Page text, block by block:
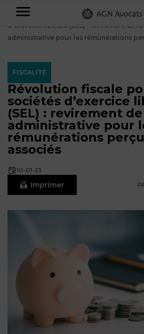
Particuliers
NOS
DOMAINES
DE
COMPÉTENCE
AFFAIRES
FISCALITÉ
RESPONSABILITÉ
Entreprises
NOS
DOMAINES
COMPÉTENCE
CRÉATION
D’ENTREPRISES
DROIT
RESPONSABILITÉ
& ASSURANCE
Plus
d’offres
AGN
LEGAL
PARTNERS
AVOCATS
SERVICE
TURC
À
propos
EQUIPE
DIRIGEANTE
REJOIGNEZ-
NOUS
Accueil⟶ Fiscalité⟶Révolution
d’exercice libérale (SEL) : revirement de
administrative pour les rémunérations
FISCALITÉ
Révolution fiscale
sociétés d’exercice
(SEL) : revirement
administrative pour
rémunérations
associés
10-01-23
Imprimer